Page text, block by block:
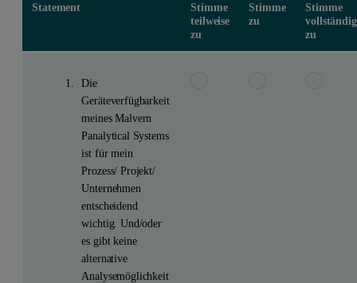
Statement
Stimme
teilweise
zu
Stimme
zu
Stimme
vollständig
zu
Die
Geräteverfügbarkeit
meines Malvern
Panalytical Systems
ist für mein
Prozess/ Projekt/
Unternehmen
entscheidend
wichtig. Und/oder
es gibt keine
alternative
Analysemöglichkeit